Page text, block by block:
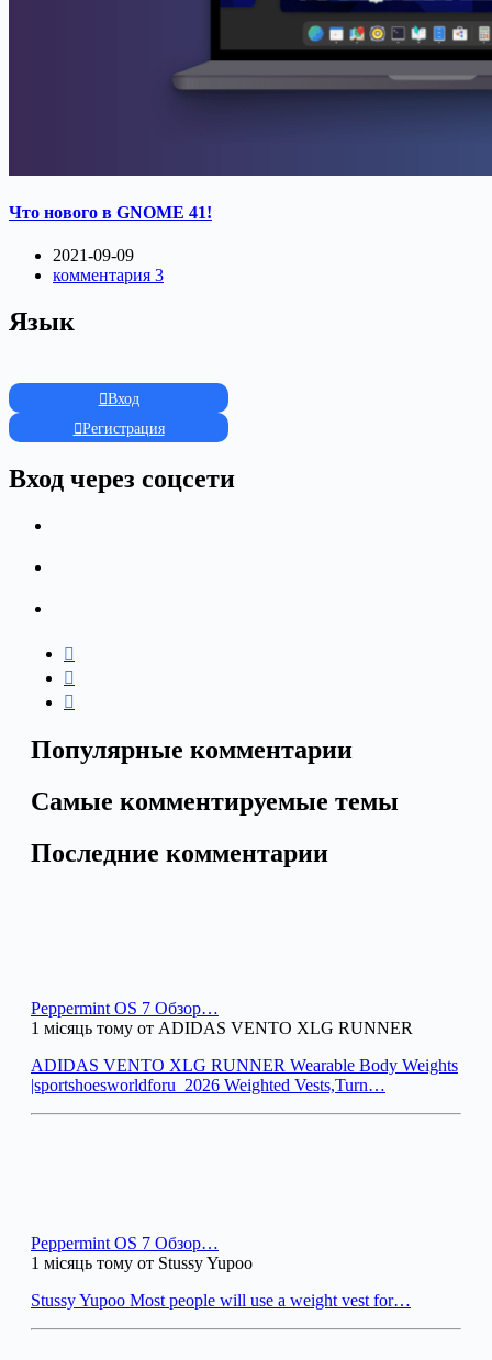
Что нового в GNOME 41!
2021-09-09
комментария 3
Язык
Вход
Регистрация
Вход через соцсети
Популярные комментарии
Самые комментируемые темы
Последние комментарии
Peppermint OS 7 Обзор…
1 місяць тому от ADIDAS VENTO XLG RUNNER
ADIDAS VENTO XLG RUNNER Wearable Body Weights
|sportshoesworldforu_2026 Weighted Vests,Turn…
Peppermint OS 7 Обзор…
1 місяць тому от Stussy Yupoo
Stussy Yupoo Most people will use a weight vest for…